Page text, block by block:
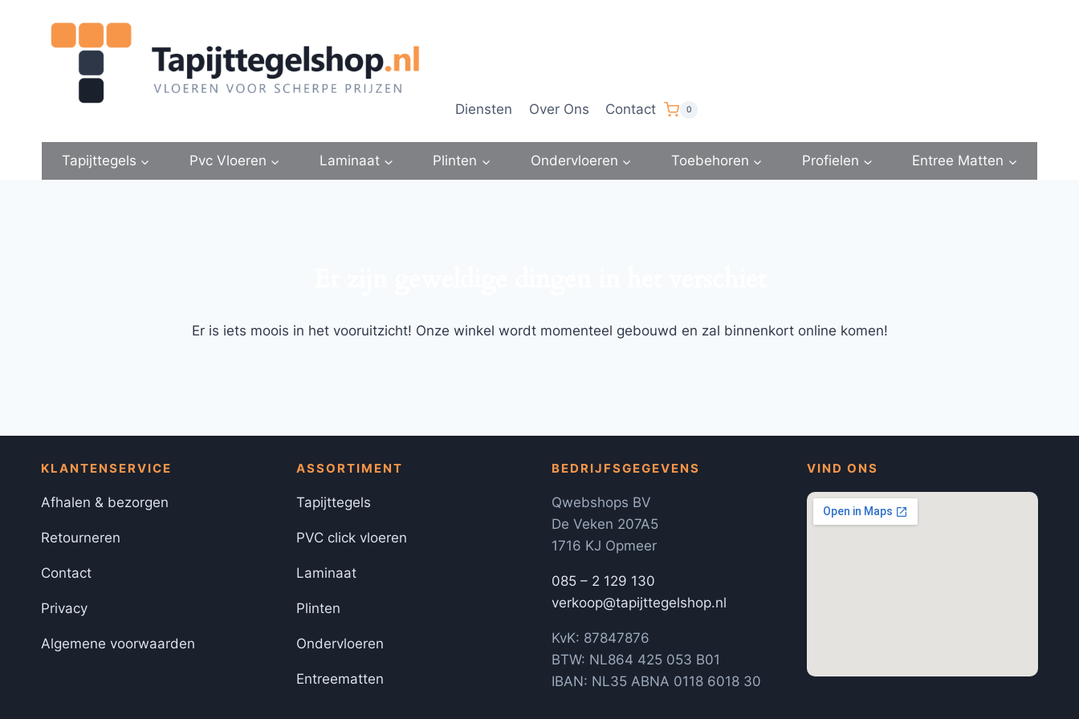
Diensten Over Ons Contact 0
Tapijttegels Pvc Vloeren Laminaat Plinten Ondervloeren Toebehoren Profielen Entree Matten
Er is iets moois in het vooruitzicht! Onze winkel wordt momenteel gebouwd en zal binnenkort online komen!
KLANTENSERVICE
Afhalen & bezorgen
Retourneren
Contact
Privacy
Algemene voorwaarden
ASSORTIMENT
Tapijttegels
PVC click vloeren
Laminaat
Plinten
Ondervloeren
Entreematten
BEDRIJFSGEGEVENS
Qwebshops BV
De Veken 207A5
1716 KJ Opmeer
085 – 2 129 130
verkoop@tapijttegelshop.nl
KvK: 87847876
BTW: NL864 425 053 B01
IBAN: NL35 ABNA 0118 6018 30
VIND ONS